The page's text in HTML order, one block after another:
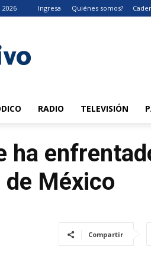
2026 Ingresa Quiénes somos?
RADIO TELEVISIÓN
ha
de México
Compartir